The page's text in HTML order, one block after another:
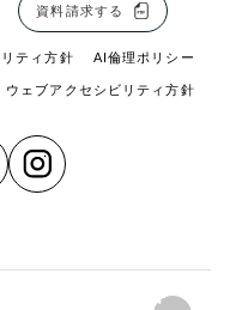
資料請求する
ティ方針 AI倫理ポリシー
ウェブアクセシビリティ方針